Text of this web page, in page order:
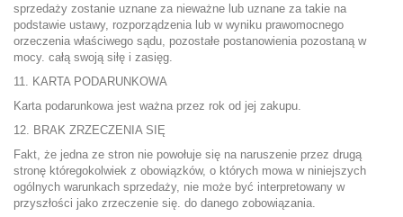
sprzedaży zostanie uznane za nieważne lub uznane za takie na
podstawie ustawy, rozporządzenia lub w wyniku prawomocnego
orzeczenia właściwego sądu, pozostałe postanowienia pozostaną w
mocy. całą swoją siłę i zasięg.
11. KARTA PODARUNKOWA
Karta podarunkowa jest ważna przez rok od jej zakupu.
12. BRAK ZRZECZENIA SIĘ
Fakt, że jedna ze stron nie powołuje się na naruszenie przez drugą
stronę któregokolwiek z obowiązków, o których mowa w niniejszych
ogólnych warunkach sprzedaży, nie może być interpretowany w
przyszłości jako zrzeczenie się. do danego zobowiązania.